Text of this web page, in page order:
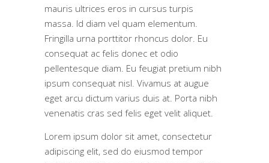
mauris ultrices eros in cursus turpis
massa. Id diam vel quam elementum.
Fringilla urna porttitor rhoncus dolor. Eu
consequat ac felis donec et odio
pellentesque diam. Eu feugiat pretium nibh
ipsum consequat nisl. Vivamus at augue
eget arcu dictum varius duis at. Porta nibh
venenatis cras sed felis eget velit aliquet.
Lorem ipsum dolor sit amet, consectetur
adipiscing elit, sed do eiusmod tempor